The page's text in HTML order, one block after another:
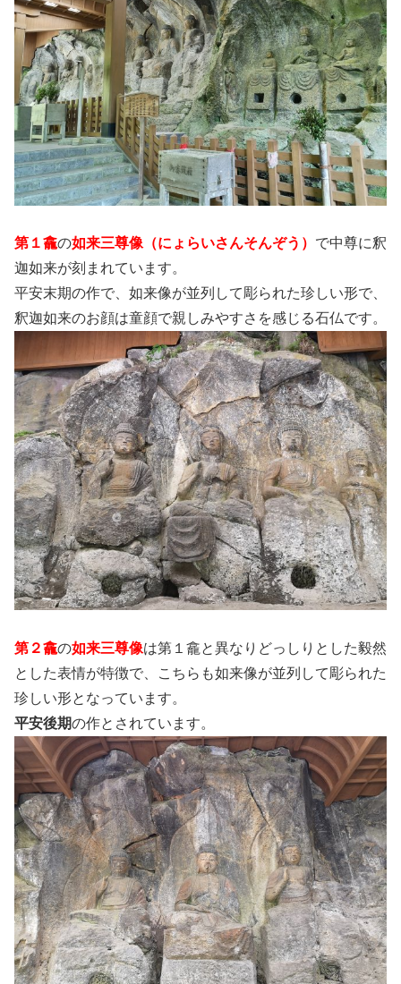
第１龕の如来三尊像（にょらいさんそんぞう） で中尊に釈
迦如来が刻まれています。
平安末期の作で、如来像が並列して彫られた珍しい形で、
釈迦如来のお顔は童顔で親しみやすさを感じる石仏です。
第２龕の如来三尊像は第１龕と異なりどっしりとした毅然
とした表情が特徴で、こちらも如来像が並列して彫られた
珍しい形となっています。
平安後期の作とされています。